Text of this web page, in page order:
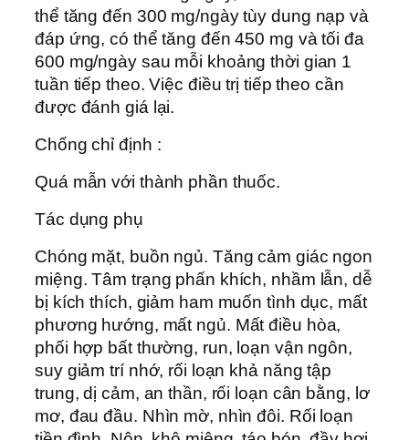
thể tăng đến 300 mg/ngày tùy dung nạp và
đáp ứng, có thể tăng đến 450 mg và tối đa
600 mg/ngày sau mỗi khoảng thời gian 1
tuần tiếp theo. Việc điều trị tiếp theo cần
được đánh giá lại.
Chống chỉ định :
Quá mẫn với thành phần thuốc.
Tác dụng phụ
Chóng mặt, buồn ngủ. Tăng cảm giác ngon
miệng. Tâm trạng phấn khích, nhầm lẫn, dễ
bị kích thích, giảm ham muốn tình dục, mất
phương hướng, mất ngủ. Mất điều hòa,
phối hợp bất thường, run, loạn vận ngôn,
suy giảm trí nhớ, rối loạn khả năng tập
trung, dị cảm, an thần, rối loạn cân bằng, lơ
mơ, đau đầu. Nhìn mờ, nhìn đôi. Rối loạn